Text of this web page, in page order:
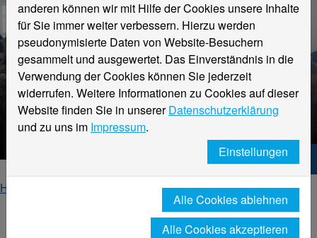
Prof. Dr. Thomas Grethe
Hochschule Niederrhein. Dein Weg.
Home
Fachbereich Textil- und Bekleidungstechnik
Personen Grethe
anderen können wir mit Hilfe der Cookies unsere Inhalte
für Sie immer weiter verbessern. Hierzu werden
pseudonymisierte Daten von Website-Besuchern
gesammelt und ausgewertet. Das Einverständnis in die
Verwendung der Cookies können Sie jederzeit
widerrufen. Weitere Informationen zu Cookies auf dieser
Website finden Sie in unsererDatenschutzerklärung
und zu uns im Impressum.
Einstellungen
Alle Cookies ablehnen
Alle Cookies akzeptieren